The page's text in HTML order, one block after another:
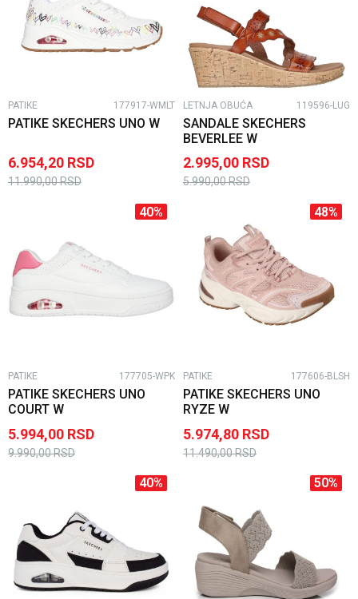
PATIKE 177917-WMLT
PATIKE SKECHERS UNO W
6.954,20 RSD
11.990,00RSD
LETNJA OBUĆA 119596-LUG
SANDALE SKECHERS
BEVERLEE W
2.995,00 RSD
5.990,00RSD
40%
PATIKE 177705-WPK
PATIKE SKECHERS UNO
COURT W
5.994,00 RSD
9.990,00RSD
48%
PATIKE 177606-BLSH
PATIKE SKECHERS UNO
RYZE W
5.974,80 RSD
11.490,00RSD
40% 50%